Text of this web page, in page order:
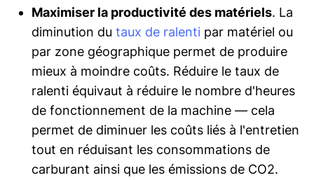
Maximiser la productivité des matériels. La
diminution du taux de ralenti par matériel ou
par zone géographique permet de produire
mieux à moindre coûts. Réduire le taux de
ralenti équivaut à réduire le nombre d'heures
de fonctionnement de la machine — cela
permet de diminuer les coûts liés à l'entretien
tout en réduisant les consommations de
carburant ainsi que les émissions de CO2.